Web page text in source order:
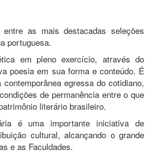
as mais destacadas seleções
portuguesa.
em pleno exercício, através do
poesia em sua forma e conteúdo. É
egressa do cotidiano,
de permanência entre o que
literário brasileiro.
é uma importante iniciativa de
cultural, alcançando o grande
e as Faculdades.